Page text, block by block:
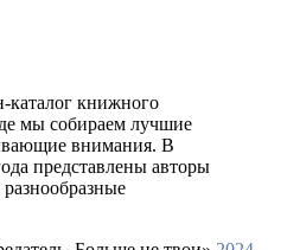
каталог книжного
мы собираем лучшие
внимания. В
представлены авторы